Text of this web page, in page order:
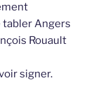
Angers
Rouault
signer.